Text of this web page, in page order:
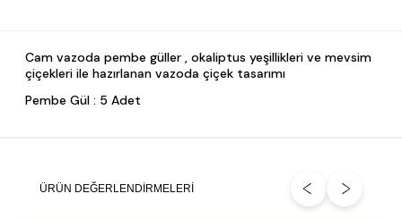
Cam vazoda pembe güller , okaliptus yeşillikleri ve mevsim
çiçekleri ile hazırlanan vazoda çiçek tasarımı
Pembe Gül : 5 Adet
ÜRÜN DEĞERLENDIRMELERI